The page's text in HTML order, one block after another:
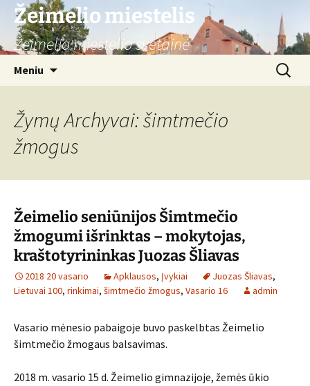
Žeimelio miestelis
Žeimelio miestelio svetainė
Meniu Ieškoti:
Žymų Archyvai: šimtmečio
žmogus
Žeimelio seniūnijos Šimtmečio
žmogumi išrinktas – mokytojas,
kraštotyrininkas Juozas Šliavas
2018 20 vasario Apklausos, Įvykiai Juozas Šliavas,
Lietuvai 100, rinkimai, šimtmečio žmogus, Vasario 16 admin
Vasario mėnesio pabaigoje buvo paskelbtas Žeimelio
šimtmečio žmogaus balsavimas.
2018 m. vasario 15 d. Žeimelio gimnazijoje, žemės ūkio